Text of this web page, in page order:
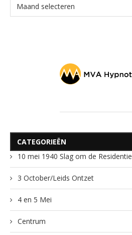
CATEGORIEËN
10 mei 1940 Slag om de Residentie
3 October/Leids Ontzet
4 en 5 Mei
Centrum